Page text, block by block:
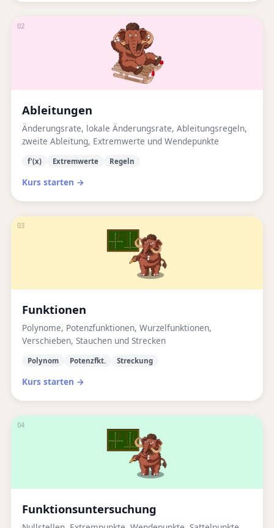
02
Ableitungen
Änderungsrate, lokale Änderungsrate, Ableitungsregeln,
zweite Ableitung, Extremwerte und Wendepunkte
f'(x) Extremwerte Regeln
Kurs starten →
03
Funktionen
Polynome, Potenzfunktionen, Wurzelfunktionen,
Verschieben, Stauchen und Strecken
Polynom Potenzfkt. Streckung
Kurs starten →
04
Funktionsuntersuchung